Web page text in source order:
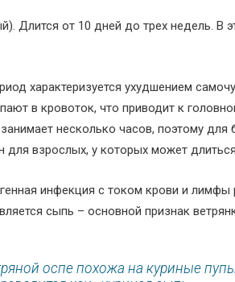
Длится от 10 дней до трех недель. В
характеризуется ухудшением
в кровоток, что приводит к
несколько часов, поэтому для
для взрослых, у которых может
инфекция с током крови и лимфы
сыпь – основной признак
оспе похожа на куриные